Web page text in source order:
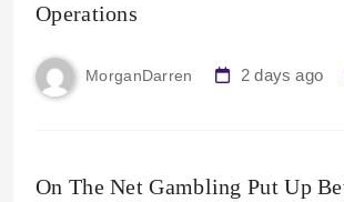
Operations
MorganDarren 2 days ago
On The Net Gambling Put Up